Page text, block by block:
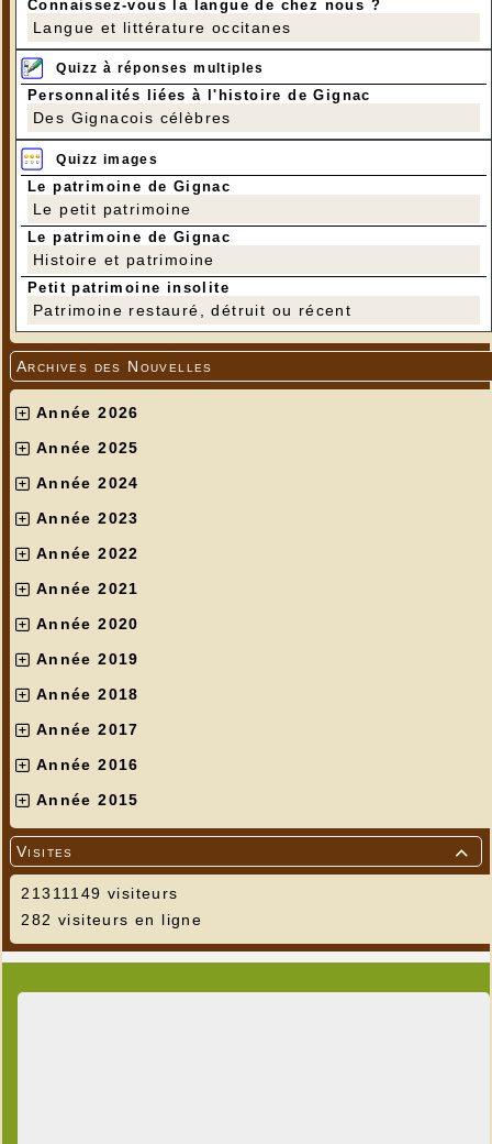
Connaissez-vous la langue de chez nous ?
Langue et littérature occitanes
Quizz à réponses multiples
Personnalités liées à l'histoire de Gignac
Des Gignacois célèbres
Quizz images
Le patrimoine de Gignac
Le petit patrimoine
Le patrimoine de Gignac
Histoire et patrimoine
Petit patrimoine insolite
Patrimoine restauré, détruit ou récent
Archives des Nouvelles
Année 2026
Année 2025
Année 2024
Année 2023
Année 2022
Année 2021
Année 2020
Année 2019
Année 2018
Année 2017
Année 2016
Année 2015

Visites
21311149 visiteurs
282 visiteurs en ligne